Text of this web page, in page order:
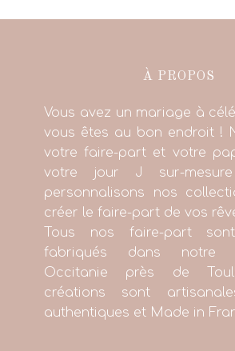
À PROPOS
Vous avez un mariage à
vous êtes au bon endroit !
votre faire-part et votre
votre jour J sur-
personnalisons nos
créer le faire-part de vos
Tous nos faire-part
fabriqués dans notre
Occitanie près de
créations sont
authentiques et Made in